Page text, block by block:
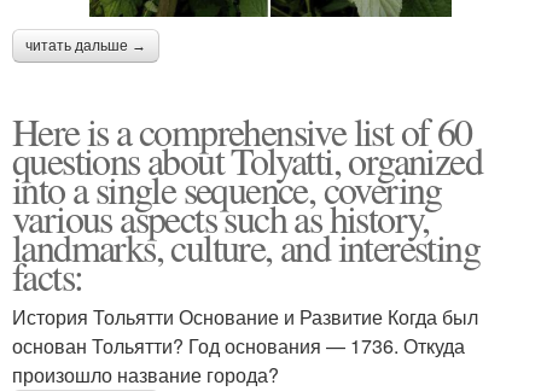
читать дальше →
Here is a comprehensive list of 60
questions about Tolyatti, organized
into a single sequence, covering
various aspects such as history,
landmarks, culture, and interesting
facts:
История Тольятти Основание и Развитие Когда был
основан Тольятти? Год основания — 1736. Откуда
произошло название города?